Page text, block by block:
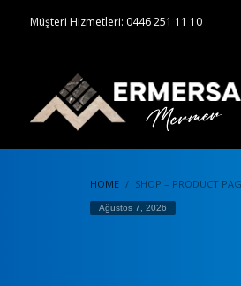
Müşteri Hizmetleri: 0446 251 11 10
HOME SHOP – PRODUCT
Ağustos 7, 2026